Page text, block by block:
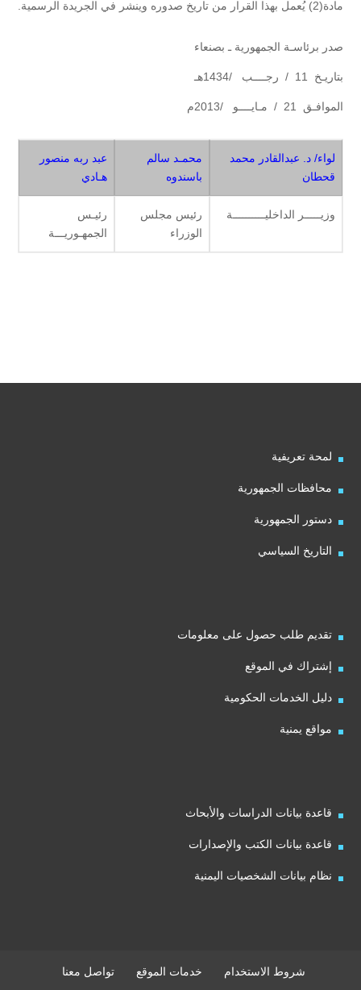
مادة(2) يُعمل بهذا القرار من تاريخ صدوره وينشر في الجريدة الرسمية.
صدر برئاسـة الجمهورية ـ بصنعاء
بتاريـخ 11 / رجــــب /1434هـ
الموافـق 21 / مـايــــو /2013م
لواء/ د. عبدالقادر محمد
قحطان
محمـد سالم
باسندوه
عبد ربه منصور
هـادي
وزيـــــر الداخليــــــــــة
رئيس مجلس
الوزراء
رئيـس
الجمهـوريـــة
لمحة تعريفية
محافظات الجمهورية
دستور الجمهورية
التاريخ السياسي
تقديم طلب حصول على معلومات
إشتراك في الموقع
دليل الخدمات الحكومية
مواقع يمنية
قاعدة بيانات الدراسات والأبحاث
قاعدة بيانات الكتب والإصدارات
نظام بيانات الشخصيات اليمنية
شروط الاستخدام خدمات الموقع تواصل معنا